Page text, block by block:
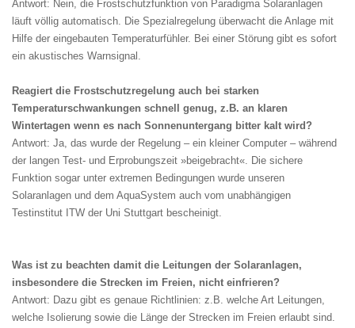
Antwort: Nein, die Frostschutzfunktion von Paradigma Solaranlagen
läuft völlig automatisch. Die Spezialregelung überwacht die Anlage mit
Hilfe der eingebauten Temperaturfühler. Bei einer Störung gibt es sofort
ein akustisches Warnsignal.
Reagiert die Frostschutzregelung auch bei starken
Temperaturschwankungen schnell genug, z.B. an klaren
Wintertagen wenn es nach Sonnenuntergang bitter kalt wird?
Antwort: Ja, das wurde der Regelung – ein kleiner Computer – während
der langen Test- und Erprobungszeit »beigebracht«. Die sichere
Funktion sogar unter extremen Bedingungen wurde unseren
Solaranlagen und dem AquaSystem auch vom unabhängigen
Testinstitut ITW der Uni Stuttgart bescheinigt.
Was ist zu beachten damit die Leitungen der Solaranlagen,
insbesondere die Strecken im Freien, nicht einfrieren?
Antwort: Dazu gibt es genaue Richtlinien: z.B. welche Art Leitungen,
welche Isolierung sowie die Länge der Strecken im Freien erlaubt sind.